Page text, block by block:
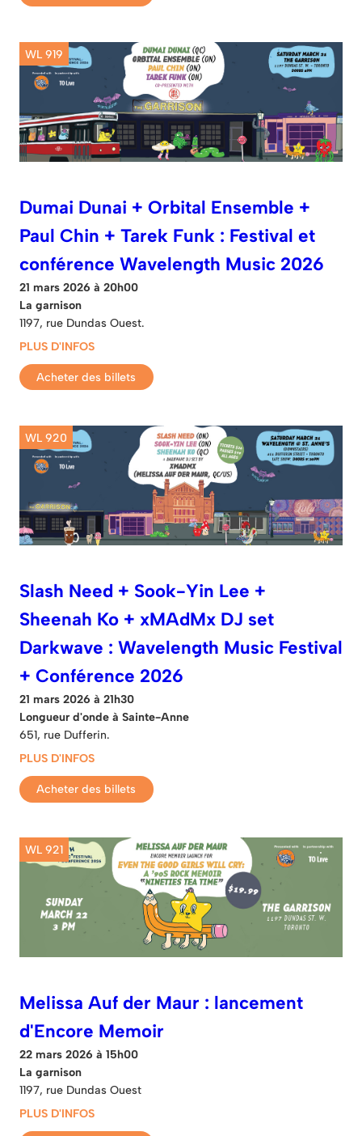
WL 919
Dumai Dunai + Orbital Ensemble +
Paul Chin + Tarek Funk : Festival et
conférence Wavelength Music 2026
21 mars 2026 à 20h00
La garnison
1197, rue Dundas Ouest.
PLUS D'INFOS
Acheter des billets
WL 920
Slash Need + Sook-Yin Lee +
Sheenah Ko + xMAdMx DJ set
Darkwave : Wavelength Music Festival
+ Conférence 2026
21 mars 2026 à 21h30
Longueur d'onde à Sainte-Anne
651, rue Dufferin.
PLUS D'INFOS
Acheter des billets
WL 921
Melissa Auf der Maur : lancement
d'Encore Memoir
22 mars 2026 à 15h00
La garnison
1197, rue Dundas Ouest
PLUS D'INFOS